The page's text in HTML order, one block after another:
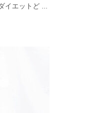
イエットど ...